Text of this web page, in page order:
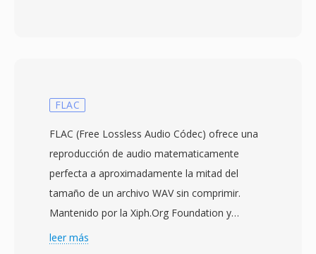
frecuencia de muestreo y conteo de canales
suposicion predeterminada es típicamente
mono a 8000 Hz, aunque los datos pueden
representar cualquier tasa qué el hardware de
grabación soportara. La codificación u8 qué
SOU representa como alias es una de las
representaciones de audio digital más simples
FLAC
FLAC (Free Lossless Audio Códec) ofrece una
reproducción de audio matematicamente
perfecta a aproximadamente la mitad del
tamaño de un archivo WAV sin comprimir.
Mantenido por la Xiph.Org Foundation y
lanzado en 2001, se convirtio rápidamente en
leer más